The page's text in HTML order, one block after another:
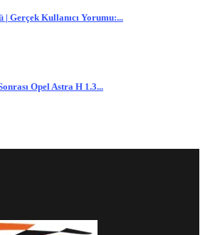
| Gerçek Kullanıcı Yorumu:...
Opel Astra H 1.3...